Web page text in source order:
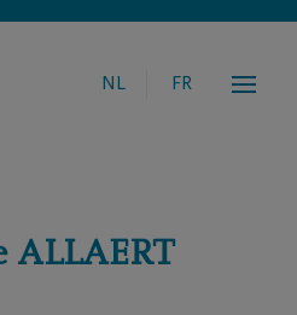
NL FR
ALLAERT